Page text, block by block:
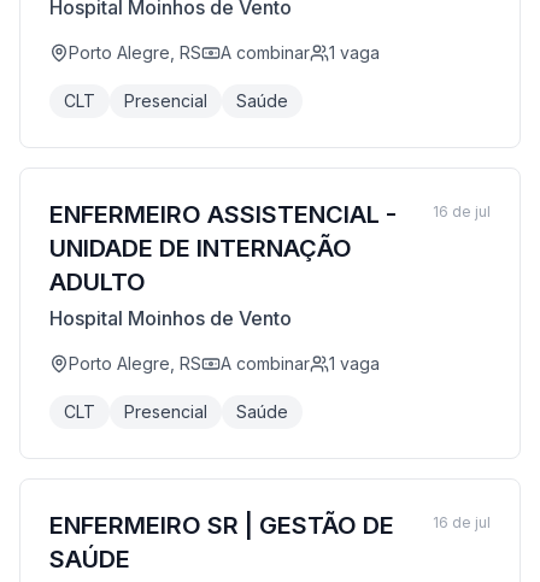
Hospital Moinhos de Vento
Porto Alegre, RS A combinar 1 vaga
CLT Presencial Saúde
ENFERMEIRO ASSISTENCIAL -
UNIDADE DE INTERNAÇÃO
ADULTO
Hospital Moinhos de Vento
Porto Alegre, RS A combinar 1 vaga
CLT Presencial Saúde
16 de jul
ENFERMEIRO SR | GESTÃO DE
SAÚDE
16 de jul